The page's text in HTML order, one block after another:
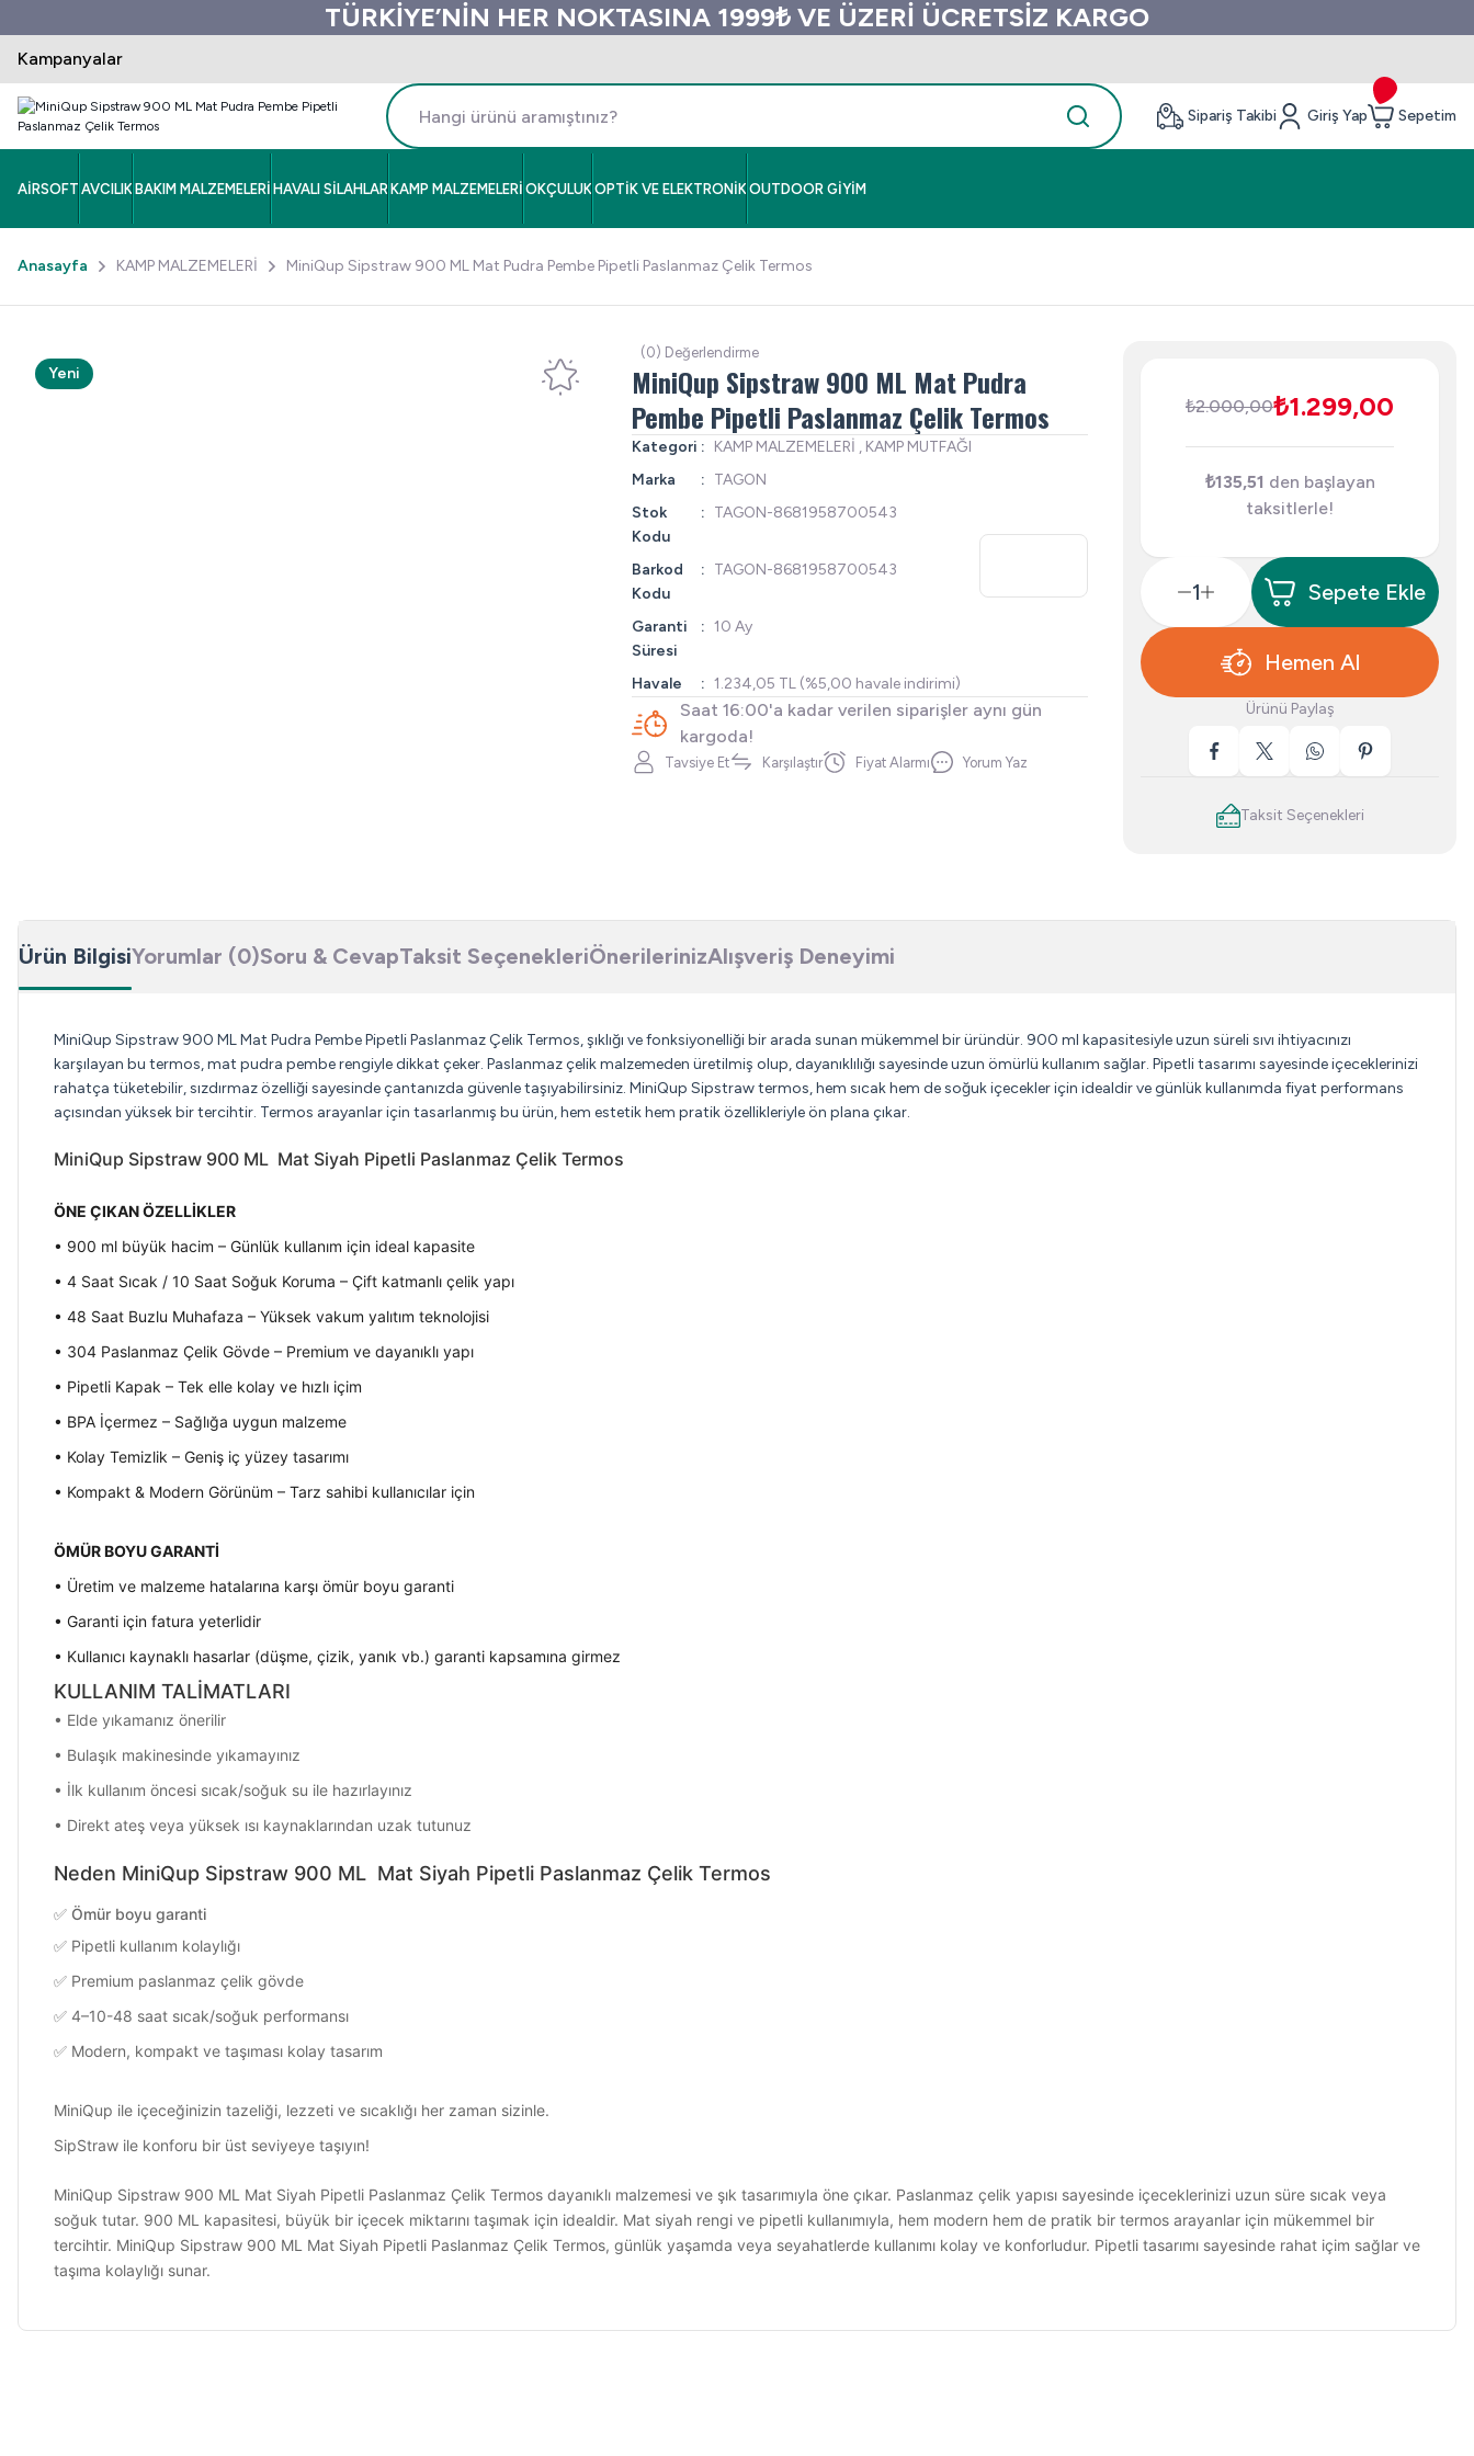
TÜRKİYE’NİN HER NOKTASINA 1999₺ VE ÜZERİ ÜCRETSİZ KARGO
Kampanyalar
Sipariş Takibi Giriş Yap Sepetim
AİRSOFT AVCILIK BAKIM MALZEMELERİ HAVALI SİLAHLAR KAMP MALZEMELERİ OKÇULUK OPTİK VE ELEKTRONİK OUTDOOR GİYİM
Anasayfa KAMP MALZEMELERİ MiniQup Sipstraw 900 ML Mat Pudra Pembe Pipetli Paslanmaz Çelik Termos
Yeni
(0) Değerlendirme
MiniQup Sipstraw 900 ML Mat Pudra
Pembe Pipetli Paslanmaz Çelik Termos
Kategori KAMP MALZEMELERİ , KAMP MUTFAĞI
Marka
TAGON
Stok
Kodu
TAGON-8681958700543
Barkod
Kodu
TAGON-8681958700543
Garanti
Süresi
10 Ay
Havale 1.234,05 TL (%5,00 havale indirimi)
Saat 16:00'a kadar verilen siparişler aynı gün
kargoda!
Tavsiye Et Karşılaştır Fiyat Alarmı Yorum Yaz
₺2.000,00₺1.299,00
₺135,51 den başlayan
taksitlerle!
Sepete Ekle
Hemen Al
Ürünü Paylaş
Taksit Seçenekleri
Ürün BilgisiYorumlar (0)Soru & CevapTaksit SeçenekleriÖnerilerinizAlışveriş Deneyimi
MiniQup Sipstraw 900 ML Mat Pudra Pembe Pipetli Paslanmaz Çelik Termos, şıklığı ve fonksiyonelliği bir arada sunan mükemmel bir üründür. 900 ml kapasitesiyle uzun süreli sıvı ihtiyacınızı
karşılayan bu termos, mat pudra pembe rengiyle dikkat çeker. Paslanmaz çelik malzemeden üretilmiş olup, dayanıklılığı sayesinde uzun ömürlü kullanım sağlar. Pipetli tasarımı sayesinde içeceklerinizi
rahatça tüketebilir, sızdırmaz özelliği sayesinde çantanızda güvenle taşıyabilirsiniz. MiniQup Sipstraw termos, hem sıcak hem de soğuk içecekler için idealdir ve günlük kullanımda fiyat performans
açısından yüksek bir tercihtir. Termos arayanlar için tasarlanmış bu ürün, hem estetik hem pratik özellikleriyle ön plana çıkar.
MiniQup Sipstraw 900 ML Mat Siyah Pipetli Paslanmaz Çelik Termos
ÖNE ÇIKAN ÖZELLİKLER
• 900 ml büyük hacim – Günlük kullanım için ideal kapasite
• 4 Saat Sıcak / 10 Saat Soğuk Koruma – Çift katmanlı çelik yapı
• 48 Saat Buzlu Muhafaza – Yüksek vakum yalıtım teknolojisi
• 304 Paslanmaz Çelik Gövde – Premium ve dayanıklı yapı
• Pipetli Kapak – Tek elle kolay ve hızlı içim
• BPA İçermez – Sağlığa uygun malzeme
• Kolay Temizlik – Geniş iç yüzey tasarımı
• Kompakt & Modern Görünüm – Tarz sahibi kullanıcılar için
ÖMÜR BOYU GARANTİ
• Üretim ve malzeme hatalarına karşı ömür boyu garanti
• Garanti için fatura yeterlidir
• Kullanıcı kaynaklı hasarlar (düşme, çizik, yanık vb.) garanti kapsamına girmez
KULLANIM TALİMATLARI
• Elde yıkamanız önerilir
• Bulaşık makinesinde yıkamayınız
• İlk kullanım öncesi sıcak/soğuk su ile hazırlayınız
• Direkt ateş veya yüksek ısı kaynaklarından uzak tutunuz
Neden MiniQup Sipstraw 900 ML Mat Siyah Pipetli Paslanmaz Çelik Termos
✅ Ömür boyu garanti
✅ Pipetli kullanım kolaylığı
✅ Premium paslanmaz çelik gövde
✅ 4–10-48 saat sıcak/soğuk performansı
✅ Modern, kompakt ve taşıması kolay tasarım
MiniQup ile içeceğinizin tazeliği, lezzeti ve sıcaklığı her zaman sizinle.
SipStraw ile konforu bir üst seviyeye taşıyın!
MiniQup Sipstraw 900 ML Mat Siyah Pipetli Paslanmaz Çelik Termos dayanıklı malzemesi ve şık tasarımıyla öne çıkar. Paslanmaz çelik yapısı sayesinde içeceklerinizi uzun süre sıcak veya
soğuk tutar. 900 ML kapasitesi, büyük bir içecek miktarını taşımak için idealdir. Mat siyah rengi ve pipetli kullanımıyla, hem modern hem de pratik bir termos arayanlar için mükemmel bir
tercihtir. MiniQup Sipstraw 900 ML Mat Siyah Pipetli Paslanmaz Çelik Termos, günlük yaşamda veya seyahatlerde kullanımı kolay ve konforludur. Pipetli tasarımı sayesinde rahat içim sağlar ve
taşıma kolaylığı sunar.